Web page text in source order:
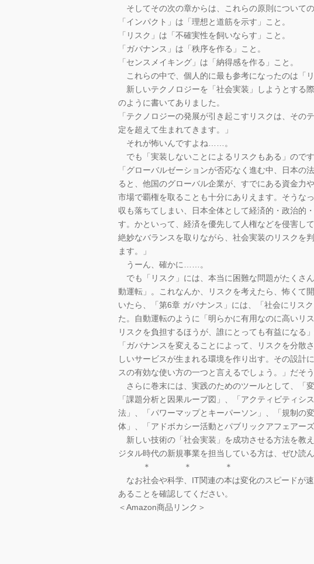
そしてその次の章からは、これらの原則についての
「インパクト」は「理想と道筋を示す」こと。
「リスク」は「不確実性を飼いならす」こと。
「ガバナンス」は「秩序を作る」こと。
「センスメイキング」は「納得感を作る」こと。
これらの中で、個人的に最も参考になったのは「リ
新しいテクノロジーを「社会実装」しようとする
のように書いてありました。
「テクノロジーの発展が引き起こすリスクは、そ
定を超えて生まれてきます。」
それが怖いんですよね……。
でも「実装しないことによるリスクもある」のです
「グローバルゼーションが否応なく進む中、日本
ると、他国のグローバル企業が、すでにある資金力
市場で覇権を取ることも十分にありえます。そうな
収も落ちてしまい、日本全体として経済的・政治的
す。かといって、経済を優先して人権などを侵害し
絶妙なバランスを取りながら、社会実装のリスクを
ます。」
うーん、確かに……。
でも「リスク」には、本当に困難な問題がたくさ
動運転」。これなんか、リスクを考えたら、怖く
いたら、「第6章 ガバナンス」には、「社会にリス
た。自動運転のように「明らかに有用なのに高いリ
リスクを負担するほうが、誰にとっても有益になる」
「ガバナンスを変えることによって、リスクを分
しいサービスが生まれる環境を作り出す。その設計
スの有効な使い方の一つと言えるでしょう。」だそう
さらに巻末には、実践のためのツールとして、「
「課題分析と因果ループ図」、「アクティビティシ
法」、「パワーマップとキーパーソン」、「規制の
体」、「アドボカシー活動とパブリックアフェアー
新しい技術の「社会実装」を成功させる方法を教
ジタル時代の新規事業を担当している方は、ぜひ読
＊ ＊ ＊
なお社会や科学、IT関連の本は変化のスピードが
あることを確認してください。
＜Amazon商品リンク＞